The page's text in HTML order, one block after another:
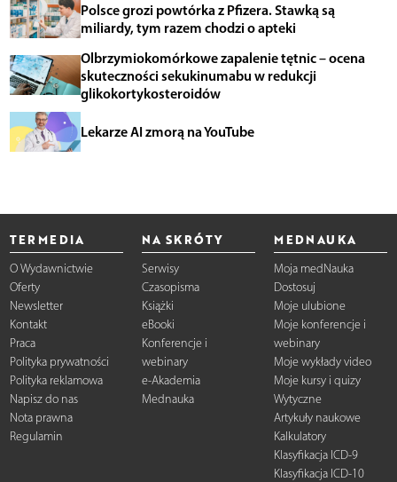
Polsce grozi powtórka z Pfizera. Stawką są
miliardy, tym razem chodzi o apteki
Olbrzymiokomórkowe zapalenie tętnic – ocena
skuteczności sekukinumabu w redukcji
glikokortykosteroidów
Lekarze AI zmorą na YouTube
TERMEDIA
O Wydawnictwie
Oferty
Newsletter
Kontakt
Praca
Polityka prywatności
Polityka reklamowa
Napisz do nas
Nota prawna
Regulamin
NA SKRÓTY
Serwisy
Czasopisma
Książki
eBooki
Konferencje i
webinary
e-Akademia
Mednauka
MEDNAUKA
Moja medNauka
Dostosuj
Moje ulubione
Moje konferencje i
webinary
Moje wykłady video
Moje kursy i quizy
Wytyczne
Artykuły naukowe
Kalkulatory
Klasyfikacja ICD-9
Klasyfikacja ICD-10